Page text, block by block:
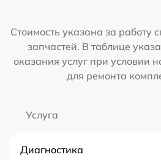
Стоимость указана за работу
запчастей. В таблице
оказания услуг при условии
для ремонта
Услуга
Диагностика